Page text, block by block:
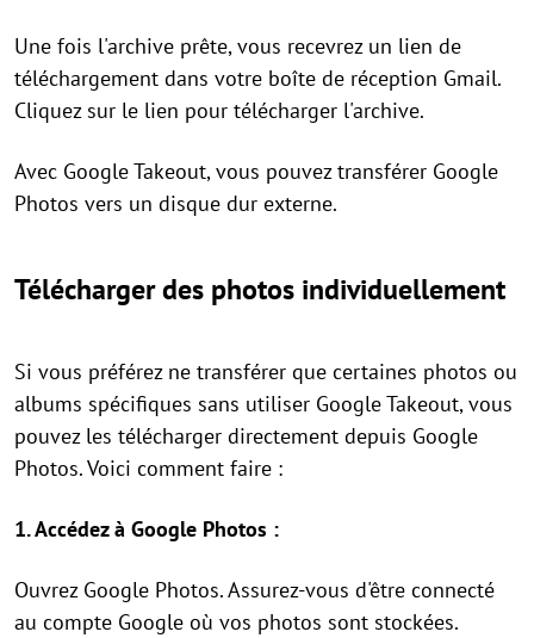
Une fois l'archive prête, vous recevrez un lien de
téléchargement dans votre boîte de réception Gmail.
Cliquez sur le lien pour télécharger l'archive.
Avec Google Takeout, vous pouvez transférer Google
Photos vers un disque dur externe.
Télécharger des photos individuellement
Si vous préférez ne transférer que certaines photos ou
albums spécifiques sans utiliser Google Takeout, vous
pouvez les télécharger directement depuis Google
Photos. Voici comment faire :
1. Accédez à Google Photos :
Ouvrez Google Photos. Assurez-vous d'être connecté
au compte Google où vos photos sont stockées.